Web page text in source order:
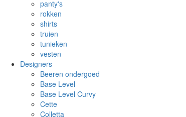
panty's
rokken
shirts
truien
tunieken
vesten
Designers
Beeren ondergoed
Base Level
Base Level Curvy
Cette
Colletta